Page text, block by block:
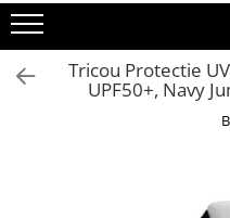
Bariere protectie pentru pat
Protectii mobilier
Banda protectie mobila copii
Sigurante geamuri si usi
Tricou Protectie
UPF50+, Navy